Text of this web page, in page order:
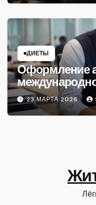
ДИЕТЫ
Оформление
23 МАРТА 2026